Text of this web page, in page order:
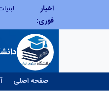
اخبار
فوری:
صفحه اصلی